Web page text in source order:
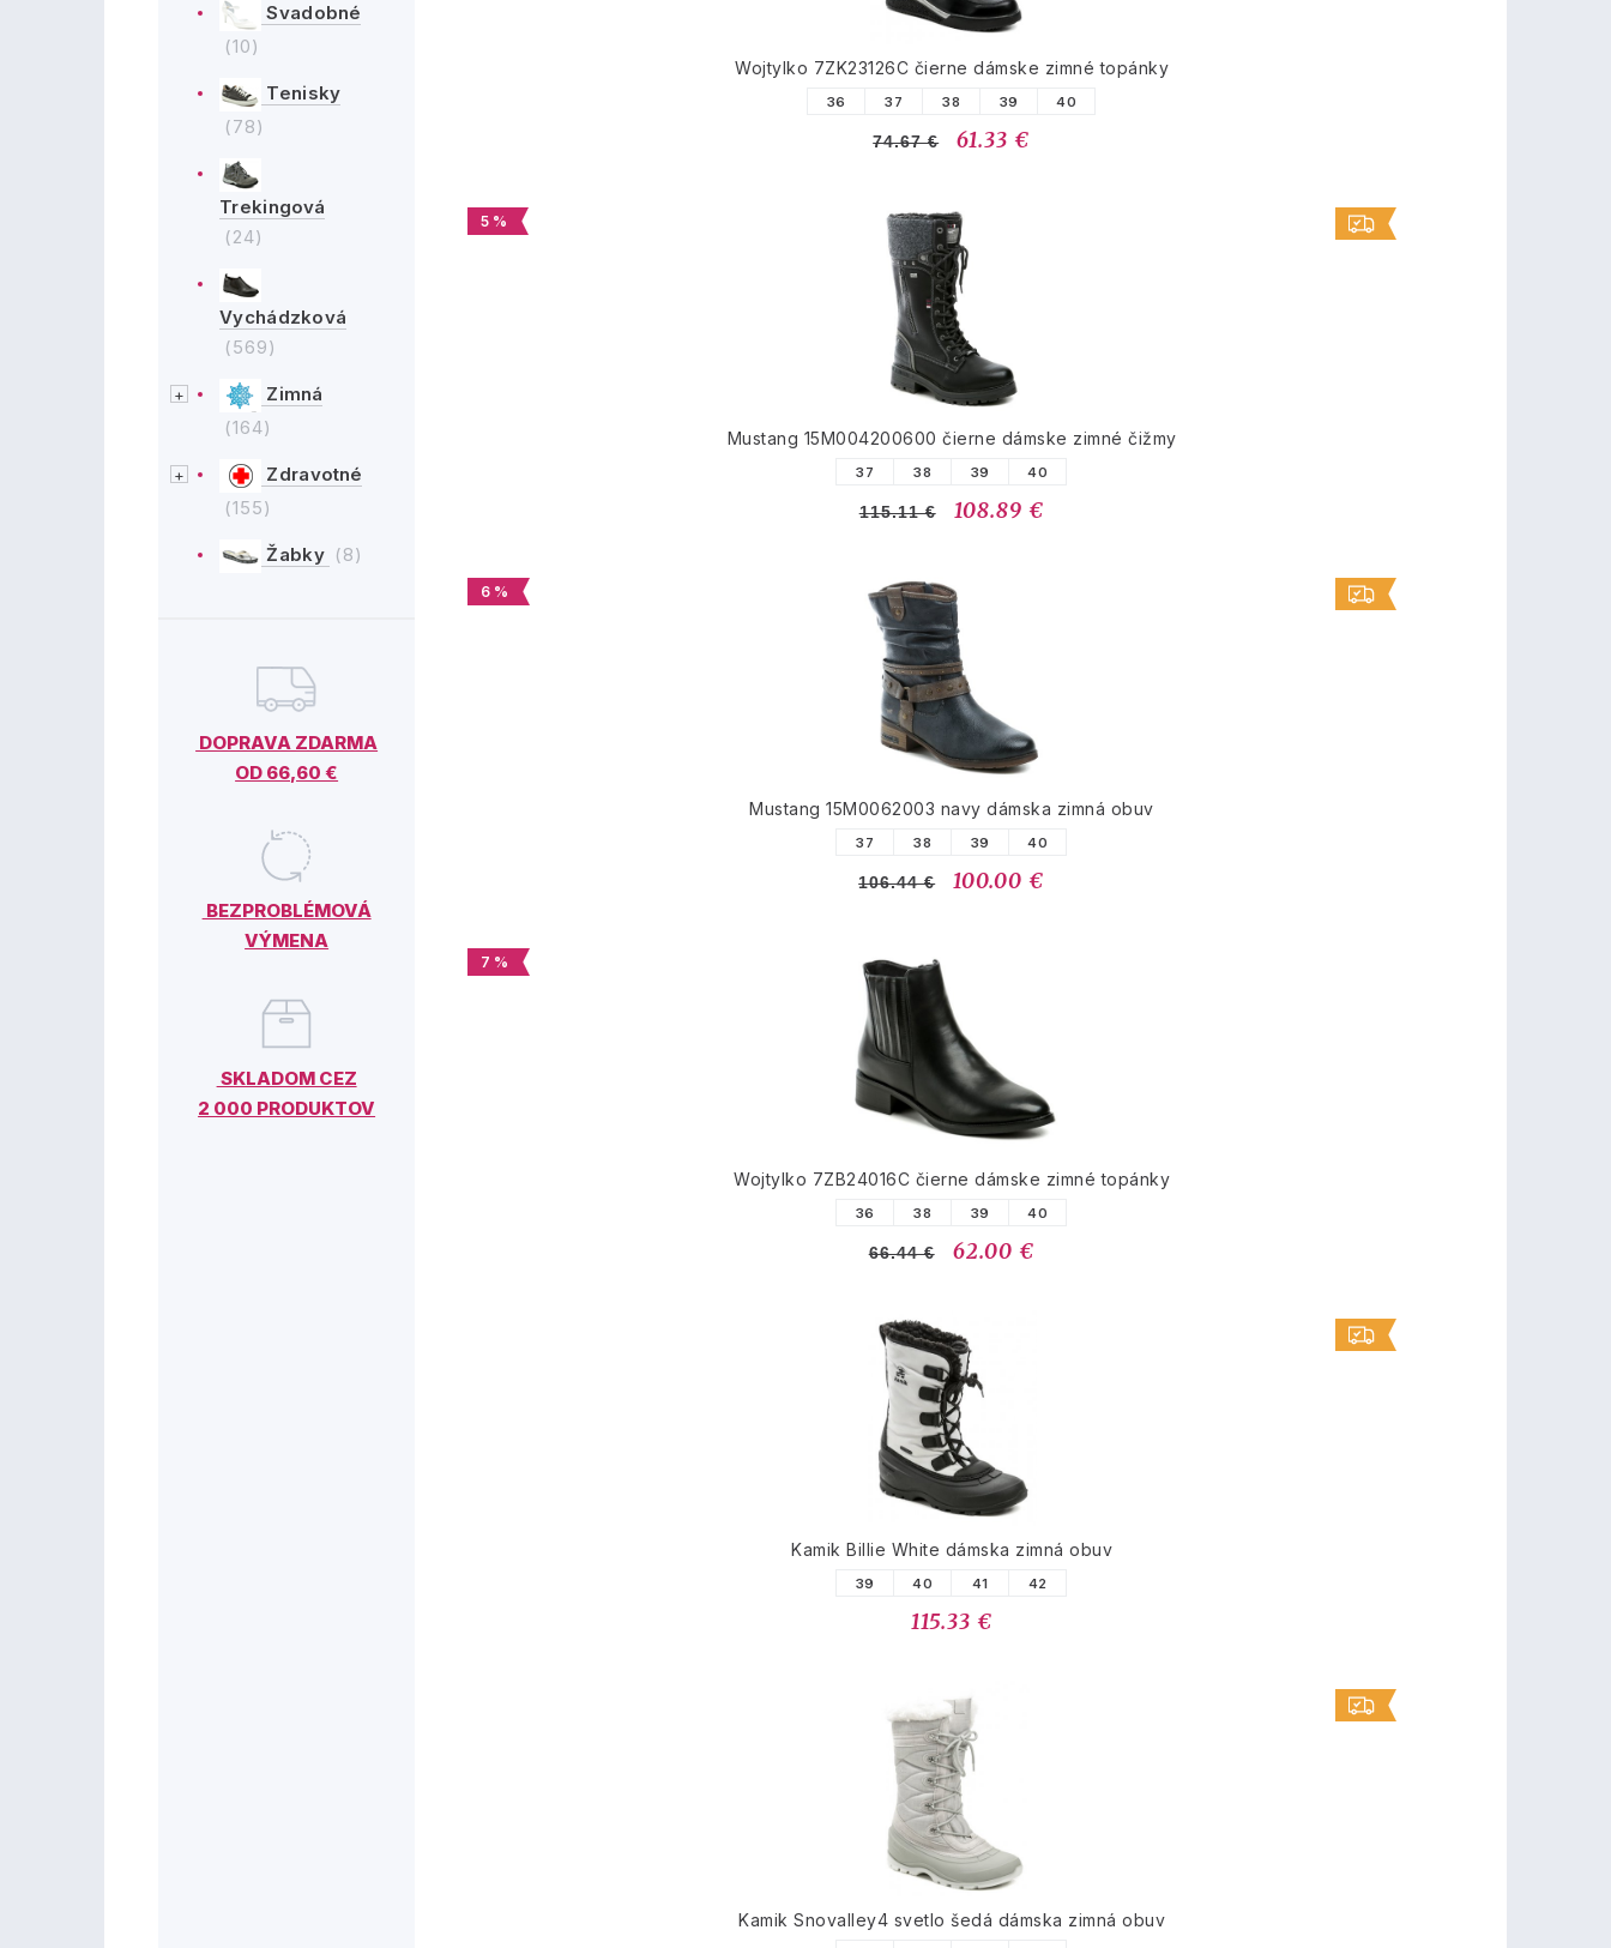
Svadobné
(10)
Tenisky
(78)
Trekingová
(24)
Vychádzková
(569)
Zimná
(164)
Zdravotné
(155)
Žabky (8)
DOPRAVA ZDARMA
OD 66,60 €
BEZPROBLÉMOVÁ
VÝMENA
SKLADOM CEZ
2 000 PRODUKTOV
Wojtylko 7ZK23126C čierne dámske zimné topánky
36 37 38 39 40
74.67 € 61.33 €
5 %
Mustang 15M004200600 čierne dámske zimné čižmy
37 38 39 40
115.11 € 108.89 €
6 %
Mustang 15M0062003 navy dámska zimná obuv
37 38 39 40
106.44 € 100.00 €
7 %
Wojtylko 7ZB24016C čierne dámske zimné topánky
36 38 39 40
66.44 € 62.00 €
Kamik Billie White dámska zimná obuv
39 40 41 42
115.33 €
Kamik Snovalley4 svetlo šedá dámska zimná obuv